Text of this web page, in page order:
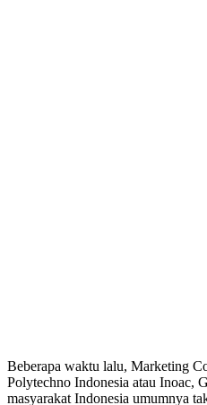
Beberapa waktu lalu, Marketing
Polytechno Indonesia atau Inoac,
masyarakat Indonesia umumnya